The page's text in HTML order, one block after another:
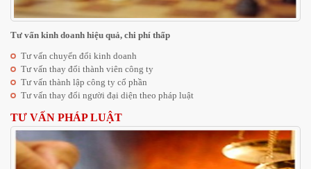
Tư vấn kinh doanh hiệu quả, chi phí thấp
Tư vấn chuyển đổi kinh doanh
Tư vấn thay đổi thành viên công ty
Tư vấn thành lập công ty cổ phần
Tư vấn thay đổi người đại diện theo pháp luật
TƯ VẤN PHÁP LUẬT